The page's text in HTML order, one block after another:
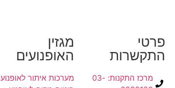
פרטי
התקשרות
מרכז התקנות: 03-
מגזין
האופנועים
מערכות איתור לאופנוע